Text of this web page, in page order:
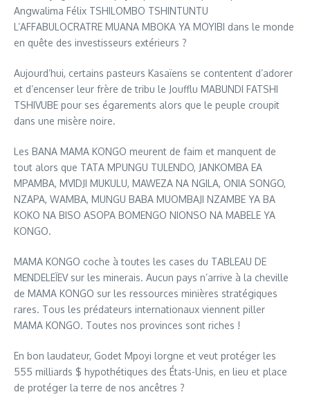
Angwalima Félix TSHILOMBO TSHINTUNTU
L’AFFABULOCRATRE MUANA MBOKA YA MOYIBI dans le monde
en quête des investisseurs extérieurs ?
Aujourd’hui, certains pasteurs Kasaïens se contentent d’adorer
et d’encenser leur frère de tribu le Joufflu MABUNDI FATSHI
TSHIVUBE pour ses égarements alors que le peuple croupit
dans une misère noire.
Les BANA MAMA KONGO meurent de faim et manquent de
tout alors que TATA MPUNGU TULENDO, JANKOMBA EA
MPAMBA, MVIDJI MUKULU, MAWEZA NA NGILA, ONIA SONGO,
NZAPA, WAMBA, MUNGU BABA MUOMBAJI NZAMBE YA BA
KOKO NA BISO ASOPA BOMENGO NIONSO NA MABELE YA
KONGO.
MAMA KONGO coche à toutes les cases du TABLEAU DE
MENDELEÏEV sur les minerais. Aucun pays n’arrive à la cheville
de MAMA KONGO sur les ressources minières stratégiques
rares. Tous les prédateurs internationaux viennent piller
MAMA KONGO. Toutes nos provinces sont riches !
En bon laudateur, Godet Mpoyi lorgne et veut protéger les
555 milliards $ hypothétiques des États-Unis, en lieu et place
de protéger la terre de nos ancêtres ?